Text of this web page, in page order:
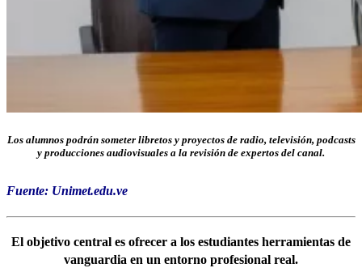
Los alumnos podrán someter libretos y proyectos de radio, televisión, podcasts
y producciones audiovisuales a la revisión de expertos del canal.
Fuente: Unimet.edu.ve
El objetivo central es ofrecer a los estudiantes herramientas de
vanguardia en un entorno profesional real.